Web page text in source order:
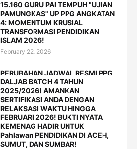
15.160 GURU PAI TEMPUH "UJIAN
PAMUNGKAS" UP PPG ANGKATAN
4: MOMENTUM KRUSIAL
TRANSFORMASI PENDIDIKAN
ISLAM 2026!
February 22, 2026
PERUBAHAN JADWAL RESMI PPG
DALJAB BATCH 4 TAHUN
2025/2026! AMANKAN
SERTIFIKASI ANDA DENGAN
RELAKSASI WAKTU HINGGA
FEBRUARI 2026! BUKTI NYATA
KEMENAG HADIR UNTUK
Pahlawan PENDIDIKAN DI ACEH,
SUMUT, DAN SUMBAR!